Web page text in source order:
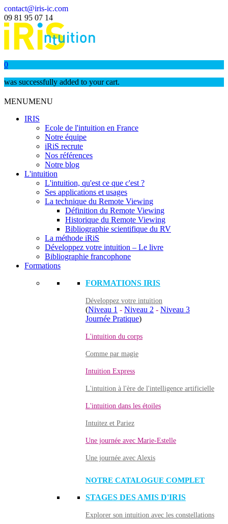
contact@iris-ic.com
09 81 95 07 14
0
was successfully added to your cart.
MENUMENU
IRIS
Ecole de l'intuition en France
Notre équipe
iRiS recrute
Nos références
Notre blog
L'intuition
L'intuition, qu'est ce que c'est ?
Ses applications et usages
La technique du Remote Viewing
Définition du Remote Viewing
Historique du Remote Viewing
Bibliographie scientifique du RV
La méthode iRiS
Développez votre intuition – Le livre
Bibliographie francophone
Formations
FORMATIONS IRIS
Développez votre intuition
(Niveau 1 - Niveau 2 - Niveau 3
Journée Pratique)
L'intuition du corps
Comme par magie
Intuition Express
L'intuition à l'ère de l'intelligence artificielle
L'intuition dans les étoiles
Intuitez et Pariez
Une journée avec Marie-Estelle
Une journée avec Alexis
NOTRE CATALOGUE COMPLET
STAGES DES AMIS D'IRIS
Explorer son intuition avec les constellations